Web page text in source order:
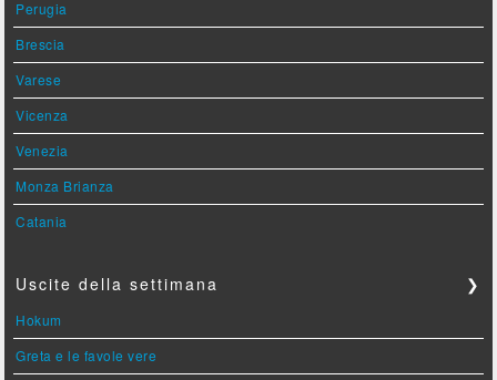
Perugia
Brescia
Varese
Vicenza
Venezia
Monza Brianza
Catania
Uscite della settimana ❯
Hokum
Greta e le favole vere